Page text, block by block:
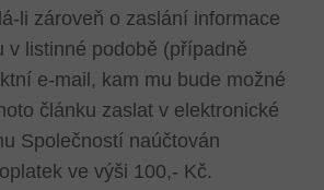
li zároveň o zaslání informace
v listinné podobě (případně
e-mail, kam mu bude možné
článku zaslat v elektronické
Společností naúčtován
ve výši 100,- Kč.